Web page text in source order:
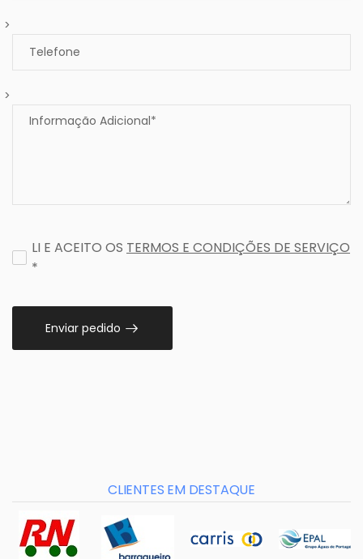
>
>
LI E ACEITO OS TERMOS E CONDIÇÕES DE SERVIÇO
*
Enviar pedido
CLIENTES EM DESTAQUE